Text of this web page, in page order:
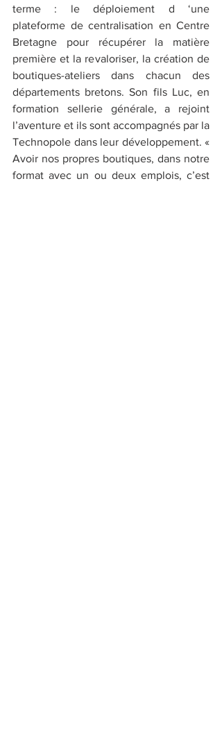
terme : le déploiement d ‘une
plateforme de centralisation en Centre
Bretagne pour récupérer la matière
première et la revaloriser, la création de
boutiques-ateliers dans chacun des
départements bretons. Son fils Luc, en
formation sellerie générale, a rejoint
l’aventure et ils sont accompagnés par la
Technopole dans leur développement. «
Avoir nos propres boutiques, dans notre
format avec un ou deux emplois, c’est